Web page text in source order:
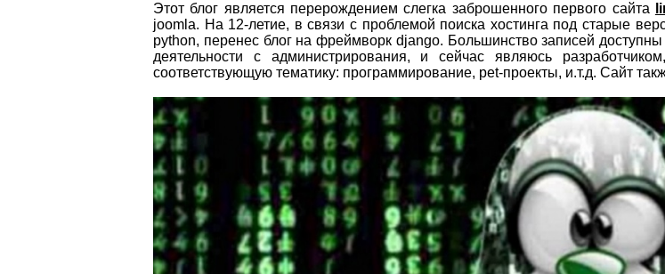
Этот блог является перерождением слегка заброшенного первого сайта
joomla. На 12-летие, в связи с проблемой поиска хостинга под старые
python, перенес блог на фреймворк django. Большинство записей
деятельности с администрирования, и сейчас являюсь
соответствующую тематику: программирование, pet-проекты, и.т.д. Сайт